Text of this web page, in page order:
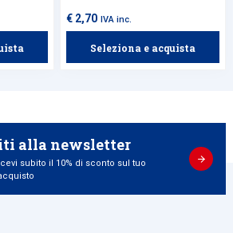
€ 2,70 IVA inc.
Seleziona e acquista
alla newsletter
subito il 10% di sconto sul tuo